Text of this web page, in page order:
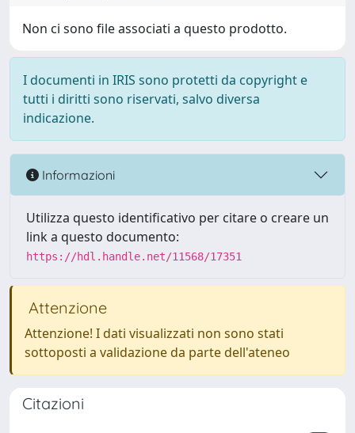
Non ci sono file associati a questo prodotto.
I documenti in IRIS sono protetti da copyright e
tutti i diritti sono riservati, salvo diversa
indicazione.
Informazioni
Utilizza questo identificativo per citare o creare un
link a questo documento:
https://hdl.handle.net/11568/17351
Attenzione
Attenzione! I dati visualizzati non sono stati
sottoposti a validazione da parte dell'ateneo
Citazioni